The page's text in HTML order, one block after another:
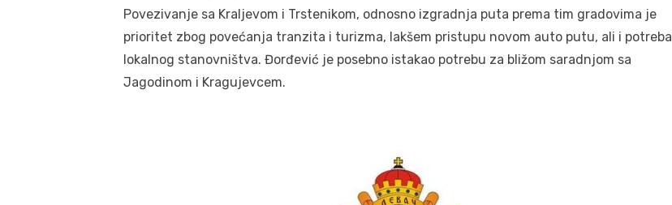
Povezivanje sa Kraljevom i Trstenikom, odnosno izgradnja puta prema tim gradovima je
prioritet zbog povećanja tranzita i turizma, lakšem pristupu novom auto putu, ali i potreba
lokalnog stanovništva. Đorđević je posebno istakao potrebu za bližom saradnjom sa
Jagodinom i Kragujevcem.